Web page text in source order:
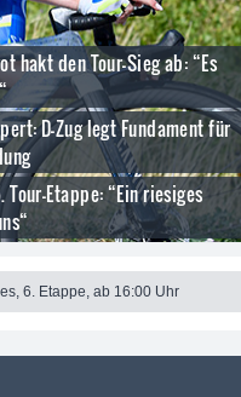
hakt den Tour-Sieg ab: “Es
D-Zug legt Fundament für
Tour-Etappe: “Ein riesiges
6. Etappe, ab 16:00 Uhr